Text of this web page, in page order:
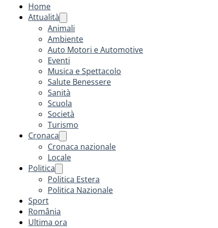
Home
Attualità
Animali
Ambiente
Auto Motori e Automotive
Eventi
Musica e Spettacolo
Salute Benessere
Sanità
Scuola
Società
Turismo
Cronaca
Cronaca nazionale
Locale
Politica
Politica Estera
Politica Nazionale
Sport
România
Ultima ora